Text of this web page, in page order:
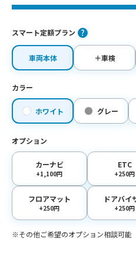
スマート定額プラン
車両本体 ＋車検
カラー
ホワイト グレー
オプション
カーナビ
+1,100円
ETC
+250円
フロアマット
+250円
ドアバイ
+250円
※その他ご希望のオプション相談可能